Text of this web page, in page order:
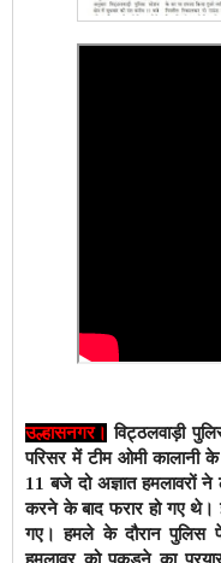
उल्हासनगर। विट्ठलवाड़ी
परिसर में टीम ओमी कालानी के
11 बजे दो अज्ञात हमलावरों
करने के बाद फरार हो गए थे।
गए। हमले के दौरान पुलिस
हमलावर को पकड़ने का